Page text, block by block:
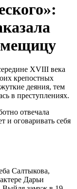
XVIII века
крепостных
деяния, тем
в преступлениях.
отвечала
и оговаривать себя
Салтыкова,
Дарьи